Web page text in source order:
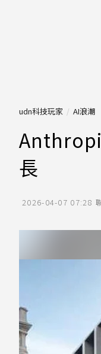
udn科技玩家 AI浪潮
長
2026-04-07 07:28